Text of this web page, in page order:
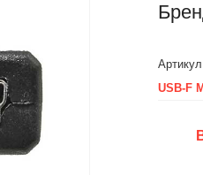
USB-F